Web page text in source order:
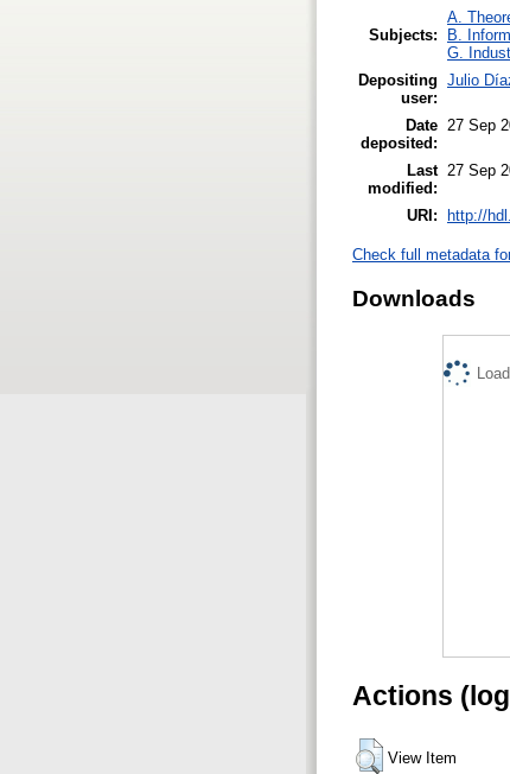
Subjects:
A.
B.
G.
Depositing
user:
Julio
Date
deposited:
27 Sep
Last
modified:
27 Sep
URI: http://
Check full metadata
Downloads
Actions
View Item